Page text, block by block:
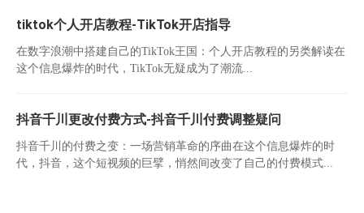
tiktok个人开店教程-TikTok开店指导
在数字浪潮中搭建自己的TikTok王国：个人开店教程的另类解读在
这个信息爆炸的时代，TikTok无疑成为了潮流...
抖音千川更改付费方式-抖音千川付费调整疑问
抖音千川的付费之变：一场营销革命的序曲在这个信息爆炸的时
代，抖音，这个短视频的巨擘，悄然间改变了自己的付费模式...